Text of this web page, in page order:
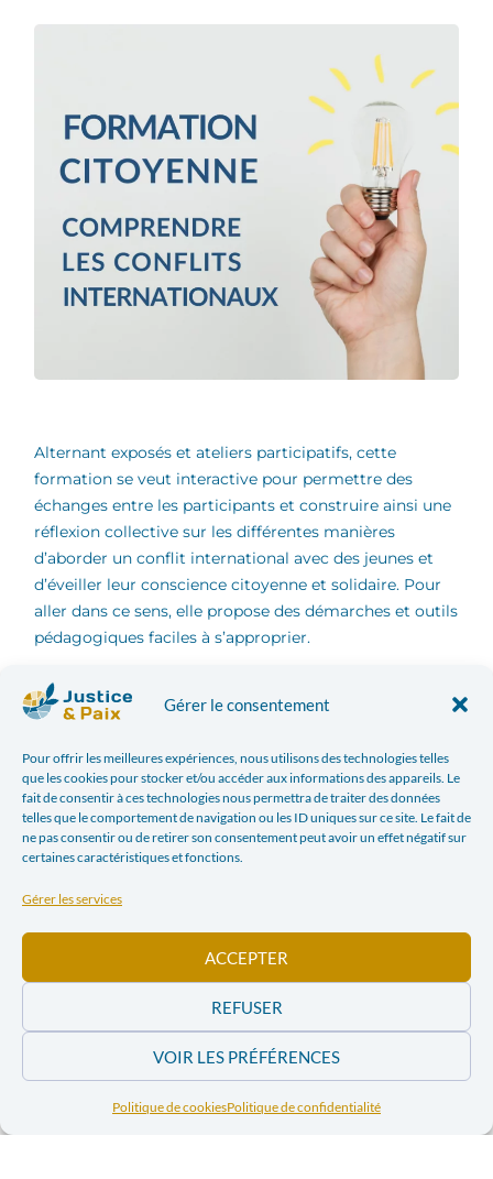
Gérer le consentement
Pour offrir les meilleures expériences, nous utilisons des technologies telles
que les cookies pour stocker et/ou accéder aux informations des appareils. Le
fait de consentir à ces technologies nous permettra de traiter des données
telles que le comportement de navigation ou les ID uniques sur ce site. Le fait de
ne pas consentir ou de retirer son consentement peut avoir un effet négatif sur
certaines caractéristiques et fonctions.
Gérer les services
ACCEPTER
REFUSER
VOIR LES PRÉFÉRENCES
Politique de cookiesPolitique de confidentialité
Alternant exposés et ateliers participatifs, cette
formation se veut interactive pour permettre des
échanges entre les participants et construire ainsi une
réflexion collective sur les différentes manières
d’aborder un conflit international avec des jeunes et
d’éveiller leur conscience citoyenne et solidaire. Pour
aller dans ce sens, elle propose des démarches et outils
pédagogiques faciles à s’approprier.
Public
Cette formation est destinéeaux enseignants du
secondaire supérieur, particulièrement adaptée au
cours de géographie et sciences humaines et
aux
personnes en charge d’animationsqui souhaitent
développer la question des conflits internationaux avec
Date :
Vendredi 23 octobre 2020, 9h – 16h30
Lieu :Commission Justice et Paix – Chaussée Saint-
Pierre, 208 – 1040 Bruxelles.